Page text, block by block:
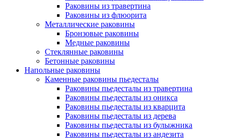
Раковины из травертина
Раковины из флюорита
Металлические раковины
Бронзовые раковины
Медные раковины
Стеклянные раковины
Бетонные раковины
Напольные раковины
Каменные раковины пьедесталы
Раковины пьедесталы из травертина
Раковины пьедесталы из оникса
Раковины пьедесталы из кварцита
Раковины пьедесталы из дерева
Раковины пьедесталы из булыжника
Раковины пьедесталы из андезита